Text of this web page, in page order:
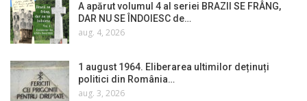
A apărut volumul 4 al seriei BRAZII SE FRÂNG,
DAR NU SE ÎNDOIESC de…
aug. 4, 2026
1 august 1964. Eliberarea ultimilor deținuți
politici din România…
aug. 3, 2026